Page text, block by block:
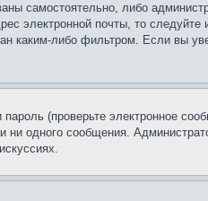
самостоятельно, либо
электронной почты, то
каким-либо фильтром. Если вы
(проверьте электронное
одного сообщения.